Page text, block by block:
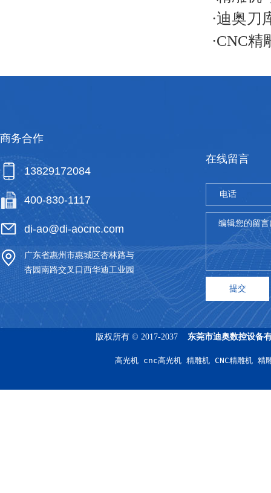
·迪奥刀
·CNC精
商务合作
13829172084
400-830-1117
di-ao@di-aocnc.com
广东省惠州市惠城区杏林路与
杏园南路交叉口西华迪工业园
版权所有 © 2017-2037 东莞市迪奥数控设备
高光机 cnc高光机 精雕机 CNC精雕机 精
在线留言
电话
编辑您的留言